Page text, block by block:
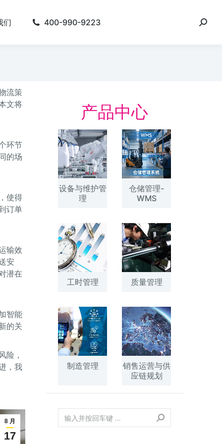
们 400-990-9223
流策
文将
环节
的场
使得
订单
输效
安
潜在
智能
的关
险，
，我
8 月
17
产品中心
设备与维护管
理
仓储管理-
WMS
工时管理 质量管理
制造管理
销售运营与供
应链规划